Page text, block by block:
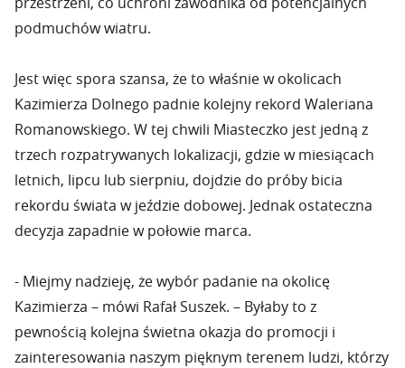
podmuchów wiatru.
Jest więc spora szansa, że to właśnie w okolicach
Kazimierza Dolnego padnie kolejny rekord Waleriana
Romanowskiego. W tej chwili Miasteczko jest jedną z
trzech rozpatrywanych lokalizacji, gdzie w miesiącach
letnich, lipcu lub sierpniu, dojdzie do próby bicia
rekordu świata w jeździe dobowej. Jednak ostateczna
decyzja zapadnie w połowie marca.
- Miejmy nadzieję, że wybór padanie na okolicę
Kazimierza – mówi Rafał Suszek. – Byłaby to z
pewnością kolejna świetna okazja do promocji i
zainteresowania naszym pięknym terenem ludzi, którzy